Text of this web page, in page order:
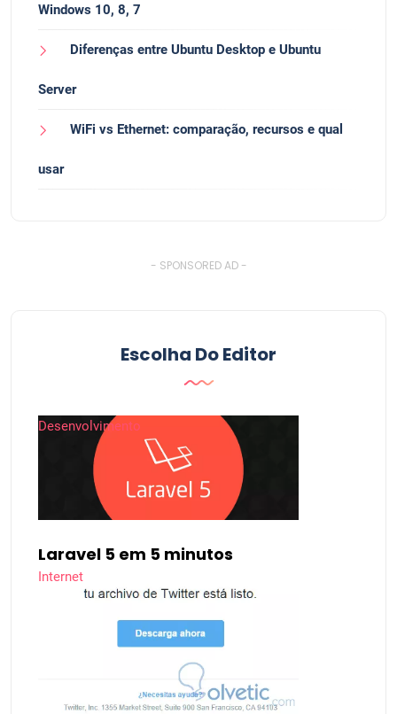
Windows 10, 8, 7
Diferenças entre Ubuntu Desktop e Ubuntu
Server
WiFi vs Ethernet: comparação, recursos e qual
usar
- SPONSORED AD -
Escolha Do Editor
Desenvolvimento
Laravel 5 em 5 minutos
Internet